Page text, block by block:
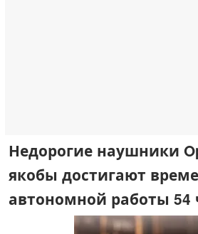
Недорогие наушники
якобы достигают
автономной работы 54